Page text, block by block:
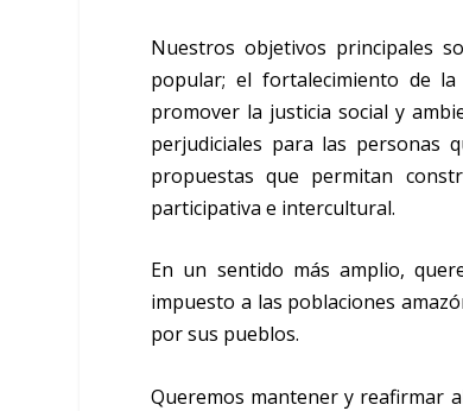
Nuestros objetivos principales
popular; el fortalecimiento de
promover la justicia social y
perjudiciales para las personas
propuestas que permitan
participativa e intercultural.
En un sentido más amplio,
impuesto a las poblaciones
por sus pueblos.
Queremos mantener y reafirmar